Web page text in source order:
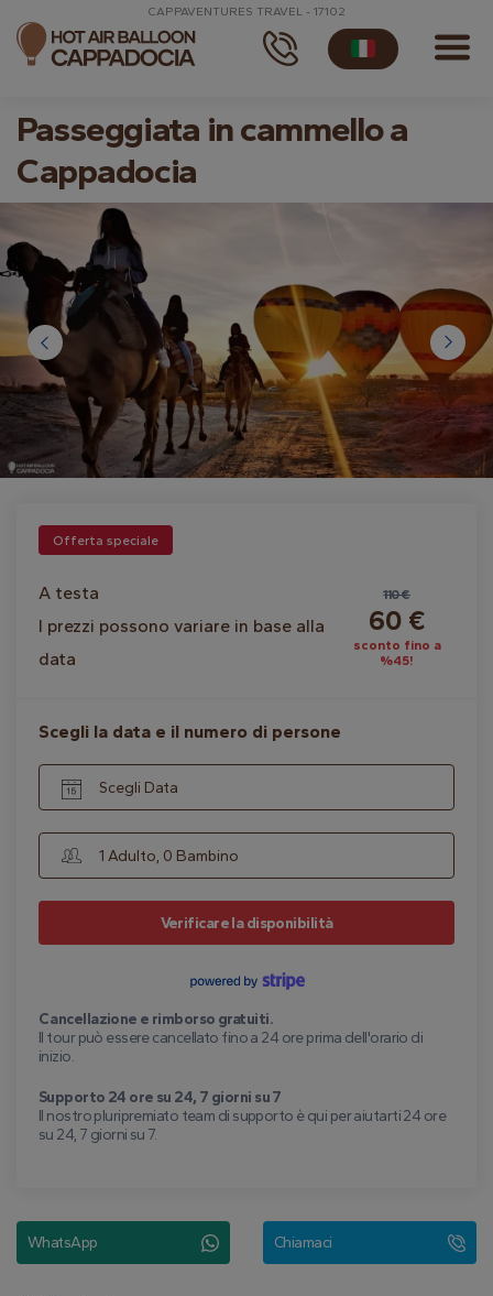
CAPPAVENTURES TRAVEL - 17102
Passeggiata in cammello a
Cappadocia
Offerta speciale
A testa
I prezzi possono variare in base alla
data
110 €
60 €
sconto fino a
%45!
Scegli la data e il numero di persone
Scegli Data
1 Adulto, 0 Bambino
Verificare la disponibilità
Cancellazione e rimborso gratuiti.
Il tour può essere cancellato fino a 24 ore prima dell'orario di
inizio.
Supporto 24 ore su 24, 7 giorni su 7
Il nostro pluripremiato team di supporto è qui per aiutarti 24 ore
su 24, 7 giorni su 7.
WhatsApp Chiamaci